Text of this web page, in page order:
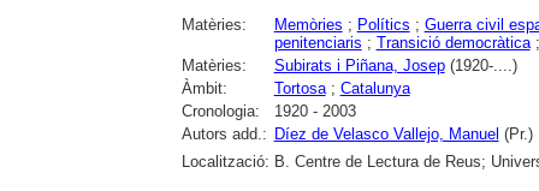
Matèries: Memòries ; Polítics ; Guerra civil
penitenciaris ; Transició democràtica
Matèries:
Subirats i Piñana, Josep(1920-....)
Àmbit:
Tortosa; Catalunya
Cronologia:
1920 - 2003
Autors add.: Díez de Velasco Vallejo, Manuel (Pr.)
Localització: B. Centre de Lectura de Reus;